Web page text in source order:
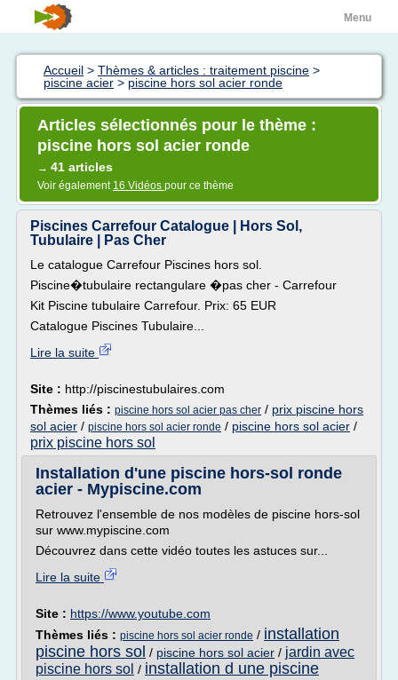
Menu
Accueil > Thèmes & articles : traitement piscine >
piscine acier > piscine hors sol acier ronde
Articles sélectionnés pour le thème :
piscine hors sol acier ronde
→ 41 articles
Voir également 16 Vidéos pour ce thème
Piscines Carrefour Catalogue | Hors Sol,
Tubulaire | Pas Cher
Le catalogue Carrefour Piscines hors sol.
Piscine�tubulaire rectangulare �pas cher - Carrefour
Kit Piscine tubulaire Carrefour. Prix: 65 EUR
Catalogue Piscines Tubulaire...
Lire la suite
Site : http://piscinestubulaires.com
Thèmes liés : piscine hors sol acier pas cher / prix piscine hors
sol acier / piscine hors sol acier ronde / piscine hors sol acier /
prix piscine hors sol
Installation d'une piscine hors-sol ronde
acier - Mypiscine.com
Retrouvez l'ensemble de nos modèles de piscine hors-sol
sur www.mypiscine.com
Découvrez dans cette vidéo toutes les astuces sur...
Lire la suite
Site : https://www.youtube.com
Thèmes liés : piscine hors sol acier ronde / installation
piscine hors sol / piscine hors sol acier / jardin avec
piscine hors sol / installation d une piscine